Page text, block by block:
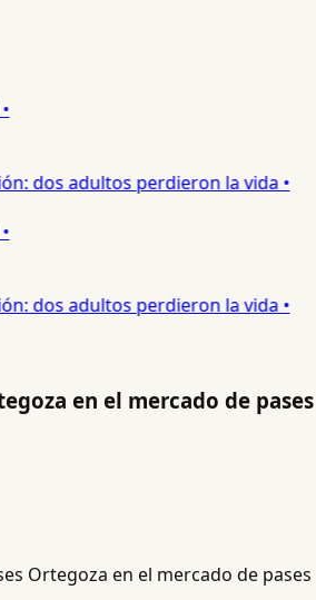
dos adultos perdieron la vida •
dos adultos perdieron la vida •
en el mercado de pases